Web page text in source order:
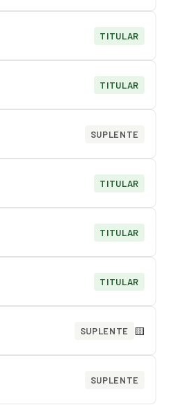
TITULAR
TITULAR
SUPLENTE
TITULAR
TITULAR
TITULAR
SUPLENTE 🟨
SUPLENTE